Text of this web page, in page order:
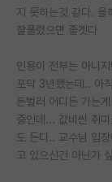
특수/전문대
반도체/AI 게
장학금/장학
학술 정보 게
홍보 게시판
지 못하는것 같다. 올
잘풀렸으면 좋겟다
인용이 전부는 아니
포닥 3년했는데.. 아
돈벌러 어디든 가는
중인데... 값비싼 취
도 든다.. 교수님 입
고 있으신건 아닌가